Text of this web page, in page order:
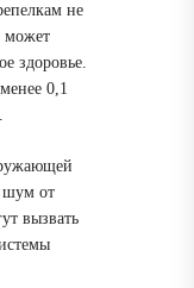
не
может
здоровье.
0,1
шум от
вызвать